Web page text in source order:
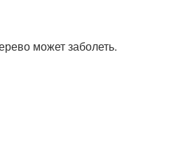
может заболеть.